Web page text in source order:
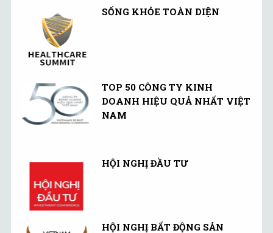
SỐNG KHỎE TOÀN DIỆN
TOP 50 CÔNG TY KINH
DOANH HIỆU QUẢ NHẤT VIỆT
NAM
HỘI NGHỊ ĐẦU TƯ
HỘI NGHỊ BẤT ĐỘNG SẢN